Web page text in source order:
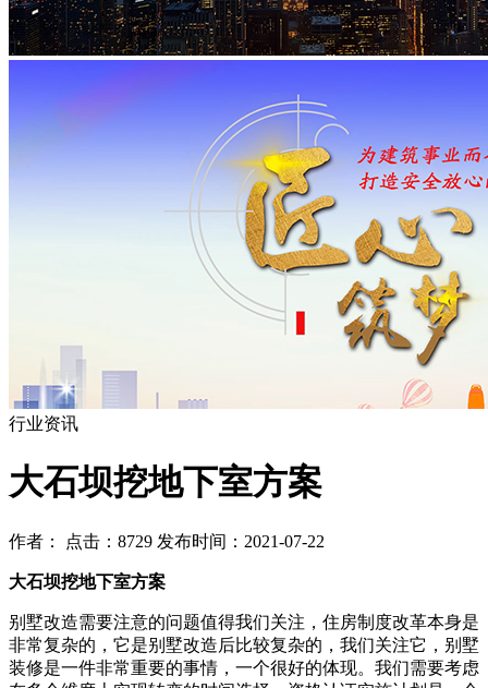
行业资讯
大石坝挖地下室方案
作者： 点击：8729 发布时间：2021-07-22
大石坝挖地下室方案
别墅改造需要注意的问题值得我们关注，住房制度改革本身是
非常复杂的，它是别墅改造后比较复杂的，我们关注它，别墅
装修是一件非常重要的事情，一个很好的体现。我们需要考虑